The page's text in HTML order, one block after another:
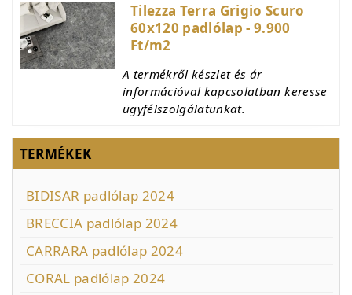
Tilezza Terra Grigio Scuro
60x120 padlólap - 9.900
Ft/m2
A termékről készlet és ár
információval kapcsolatban keresse
ügyfélszolgálatunkat.
TERMÉKEK
BIDISAR padlólap 2024
BRECCIA padlólap 2024
CARRARA padlólap 2024
CORAL padlólap 2024